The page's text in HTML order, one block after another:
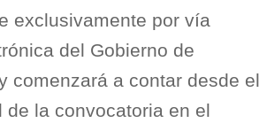
exclusivamente por vía
del Gobierno de
comenzará a contar desde el
la convocatoria en el